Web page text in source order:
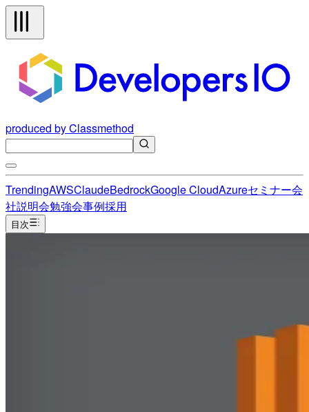
produced by Classmethod
TrendingAWSClaudeBedrockGoogle CloudAzureセミナー会
社説明会勉強会事例採用
目次